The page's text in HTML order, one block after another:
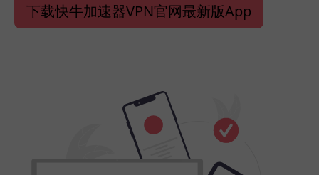
下载快牛加速器VPN官网最新版App